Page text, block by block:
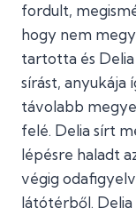
fordult,
hogy nem
tartotta és
sírást, anyukája
távolabb
felé. Delia sírt
lépésre haladt
végig
látótérből.